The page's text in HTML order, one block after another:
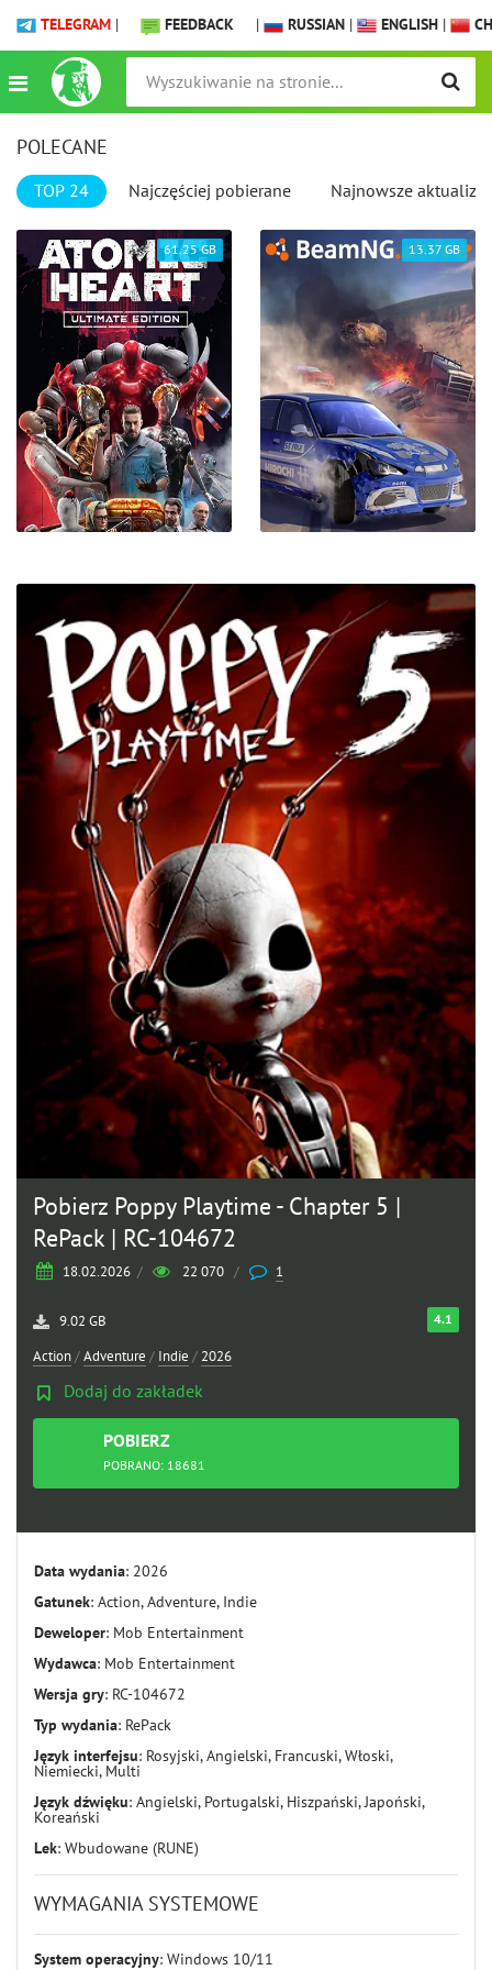
TELEGRAM | FEEDBACK | RUSSIAN | ENGLISH |
POLECANE
TOP 24 Najczęściej pobierane Najnowsze
61.25 GB 13.37 GB
Pobierz Poppy Playtime - Chapter 5 |
RePack | RC-104672
18.02.2026 / 22 070 / 1
4.1
9.02 GB
Action/Adventure / Indie / 2026
Dodaj do zakładek
POBIERZ
TORRENTPOBRANO: 18681
Data wydania: 2026
Gatunek: Action, Adventure, Indie
Deweloper: Mob Entertainment
Wydawca: Mob Entertainment
Wersja gry: RC-104672
Typ wydania: RePack
Język interfejsu: Rosyjski, Angielski, Francuski, Włoski,
Niemiecki, Multi
Język dźwięku: Angielski, Portugalski, Hiszpański, Japoński,
Koreański
Lek: Wbudowane (RUNE)
WYMAGANIA SYSTEMOWE
System operacyjny: Windows 10/11